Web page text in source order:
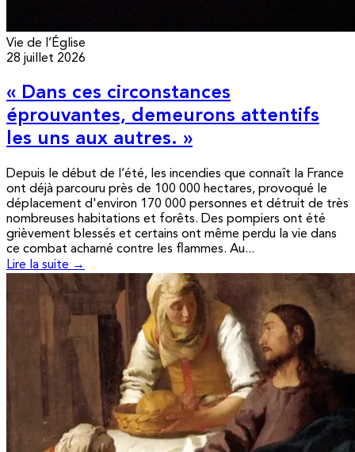
Vie de l’Église
28 juillet 2026
« Dans ces circonstances
éprouvantes, demeurons attentifs
les uns aux autres. »
Depuis le début de l’été, les incendies que connaît la France
ont déjà parcouru près de 100 000 hectares, provoqué le
déplacement d'environ 170 000 personnes et détruit de très
nombreuses habitations et forêts. Des pompiers ont été
grièvement blessés et certains ont même perdu la vie dans
ce combat acharné contre les flammes. Au...
Lire la suite →